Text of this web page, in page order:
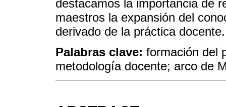
destacamos la importancia de
maestros la expansión del
derivado de la práctica docente.
Palabras clave: formación del
metodología docente; arco de